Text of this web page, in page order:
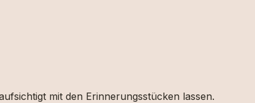
mit den Erinnerungsstücken lassen.